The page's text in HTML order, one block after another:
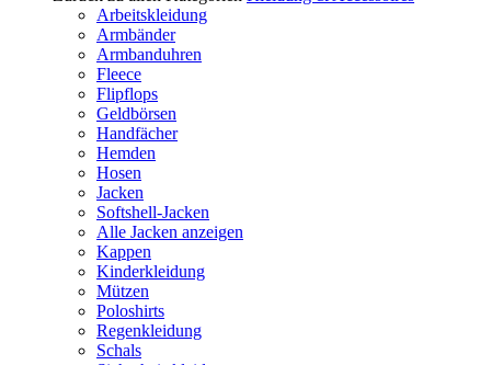
Arbeitskleidung
Armbänder
Armbanduhren
Fleece
Flipflops
Geldbörsen
Handfächer
Hemden
Hosen
Jacken
Softshell-Jacken
Alle Jacken anzeigen
Kappen
Kinderkleidung
Mützen
Poloshirts
Regenkleidung
Schals